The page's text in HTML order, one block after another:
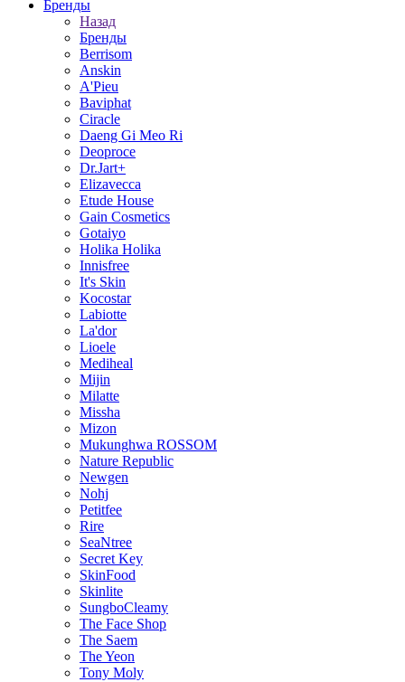
Бренды
Назад
Бренды
Berrisom
Anskin
A'Pieu
Baviphat
Ciracle
Daeng Gi Meo Ri
Deoproce
Dr.Jart+
Elizavecca
Etude House
Gain Cosmetics
Gotaiyo
Holika Holika
Innisfree
It's Skin
Kocostar
Labiotte
La'dor
Lioele
Mediheal
Mijin
Milatte
Missha
Mizon
Mukunghwa ROSSOM
Nature Republic
Newgen
Nohj
Petitfee
Rire
SeaNtree
Secret Key
SkinFood
Skinlite
SungboCleamy
The Face Shop
The Saem
The Yeon
Tony Moly